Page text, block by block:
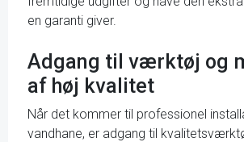
en garanti giver.
Adgang til værktøj og
af høj kvalitet
Når det kommer til professionel
vandhane, er adgang til